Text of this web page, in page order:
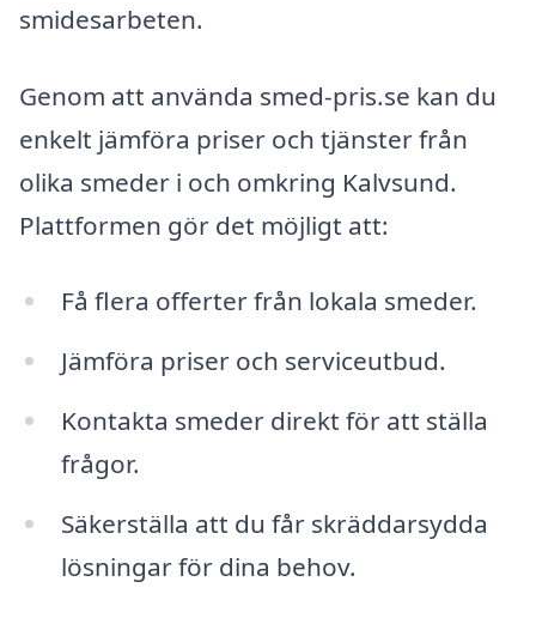
smidesarbeten.
Genom att använda smed-pris.se kan du
enkelt jämföra priser och tjänster från
olika smeder i och omkring Kalvsund.
Plattformen gör det möjligt att:
Få flera offerter från lokala smeder.
Jämföra priser och serviceutbud.
Kontakta smeder direkt för att ställa
frågor.
Säkerställa att du får skräddarsydda
lösningar för dina behov.